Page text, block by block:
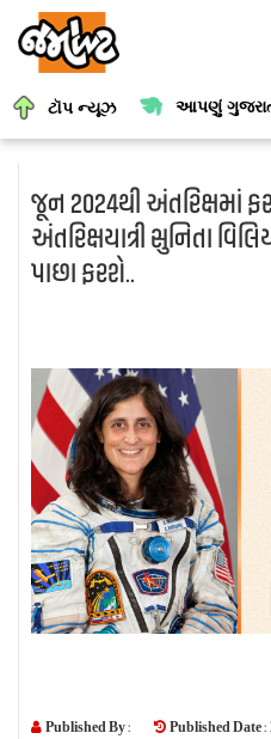
ટૉપ ન્યૂઝ આપણું
જૂન 2024થી અંતરિક્ષમાં
અંતરિક્ષયાત્રી સુનિતા
પાછા ફરશે..
Published By : Published Date :